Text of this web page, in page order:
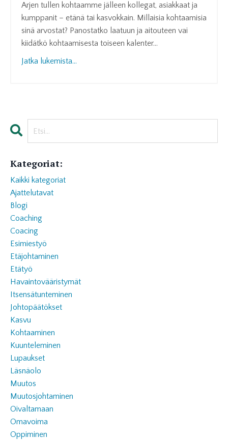
Arjen tullen kohtaamme jälleen kollegat, asiakkaat ja
kumppanit – etänä tai kasvokkain. Millaisia kohtaamisia
sinä arvostat? Panostatko laatuun ja aitouteen vai
kiidätkö kohtaamisesta toiseen kalenter...
Jatka lukemista...
Kategoriat:
Kaikki kategoriat
Ajattelutavat
Blogi
Coaching
Coacing
Esimiestyö
Etäjohtaminen
Etätyö
Havaintovääristymät
Itsensätunteminen
Johtopäätökset
Kasvu
Kohtaaminen
Kuunteleminen
Lupaukset
Läsnäolo
Muutos
Muutosjohtaminen
Oivaltamaan
Omavoima
Oppiminen